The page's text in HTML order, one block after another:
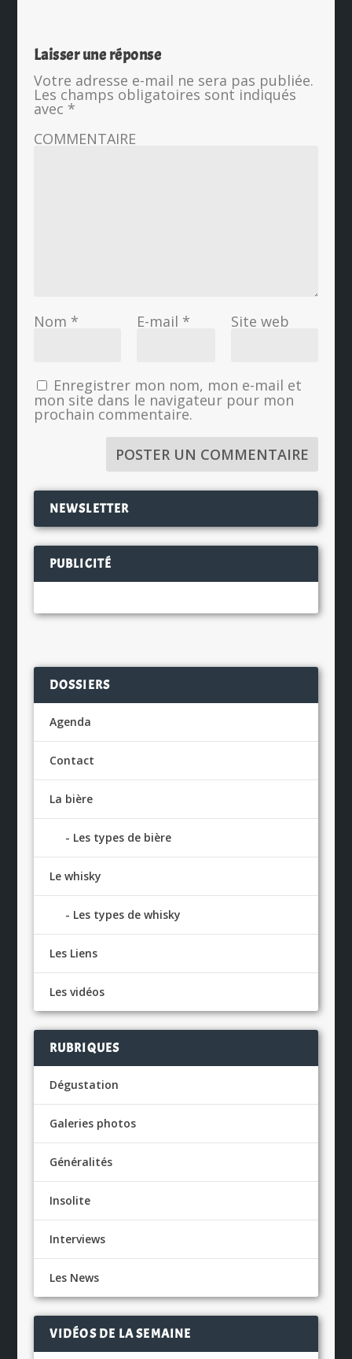
Laisser une réponse
Votre adresse e-mail ne sera pas publiée.
Les champs obligatoires sont indiqués
avec *
COMMENTAIRE
Nom * E-mail * Site web
Enregistrer mon nom, mon e-mail et
mon site dans le navigateur pour mon
prochain commentaire.
NEWSLETTER
PUBLICITÉ
DOSSIERS
Agenda
Contact
La bière
Les types de bière
Le whisky
Les types de whisky
Les Liens
Les vidéos
RUBRIQUES
Dégustation
Galeries photos
Généralités
Insolite
Interviews
Les News
VIDÉOS DE LA SEMAINE